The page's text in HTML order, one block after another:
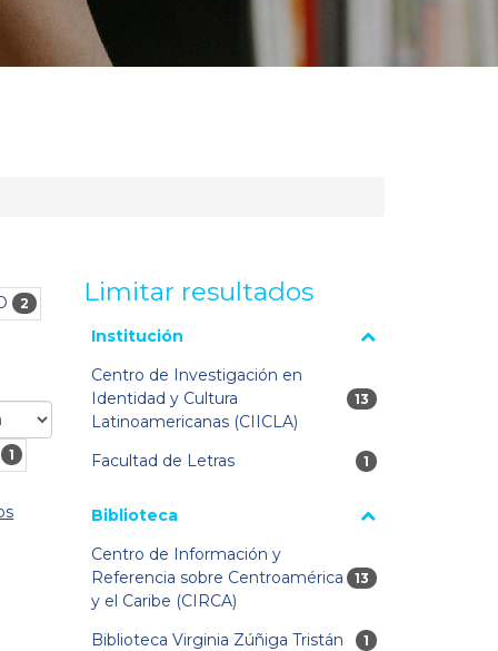
2
1
Limitar resultados
La página se volverá a cargar cuando se seleccione o
Institución
Centro de Investigación en
Identidad y Cultura
Latinoamericanas (CIICLA)
13 resultados
13
Facultad de Letras 1 resultados
1
Biblioteca
Centro de Información y
Referencia sobre Centroamérica
y el Caribe (CIRCA)
13 resultados
13
Biblioteca Virginia Zúñiga Tristán 1 resultados
1